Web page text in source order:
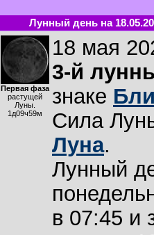
Лунный день на
Первая фаза
растущей
Луны.
1д09ч59м
18 мая
3-й
знаке
Сила
Луна.
Лунный
в 07:45 и